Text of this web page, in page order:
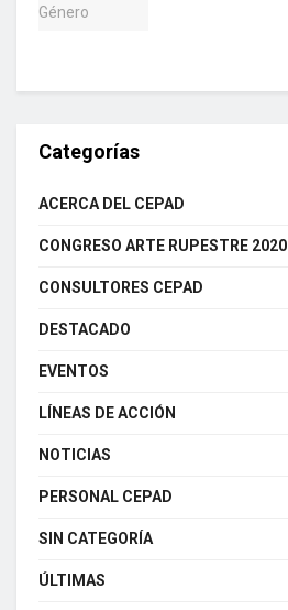
Categorías
ACERCA DEL CEPAD
CONGRESO ARTE RUPESTRE 2020
CONSULTORES CEPAD
DESTACADO
EVENTOS
LÍNEAS DE ACCIÓN
NOTICIAS
PERSONAL CEPAD
SIN CATEGORÍA
ÚLTIMAS